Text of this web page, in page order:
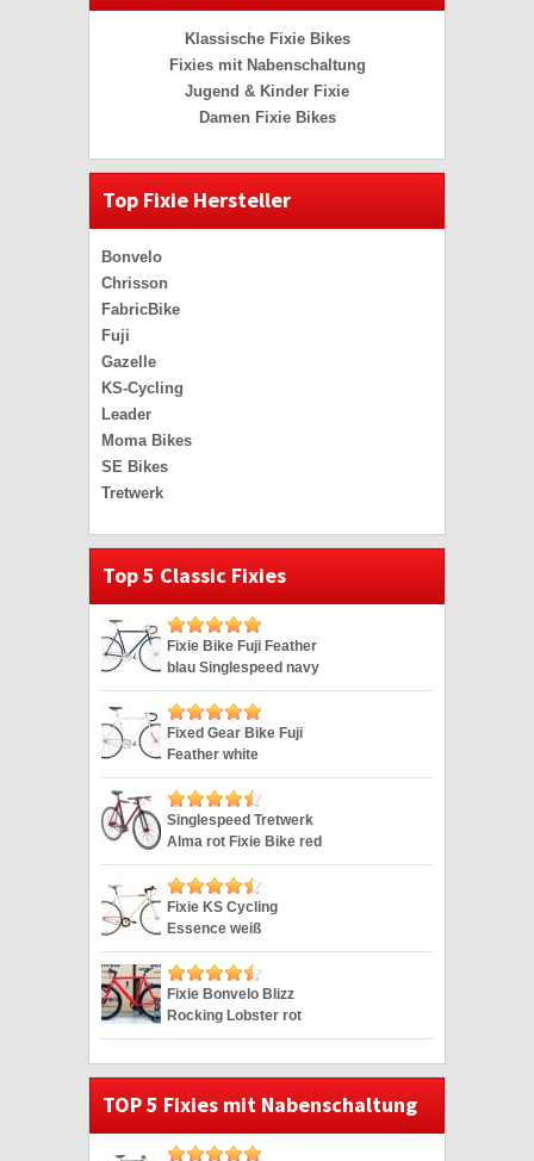
Klassische Fixie Bikes
Fixies mit Nabenschaltung
Jugend & Kinder Fixie
Damen Fixie Bikes
Top Fixie Hersteller
Bonvelo
Chrisson
FabricBike
Fuji
Gazelle
KS-Cycling
Leader
Moma Bikes
SE Bikes
Tretwerk
Top 5 Classic Fixies
Fixie Bike Fuji Feather
blau Singlespeed navy
28″
Fixed Gear Bike Fuji
Feather white
Singlespeed weiss 28″
Singlespeed Tretwerk
Alma rot Fixie Bike red
28″
Fixie KS Cycling
Essence weiß
Singlespeed 28″
Fixie Bonvelo Blizz
Rocking Lobster rot
Singlespeed red 28″
TOP 5 Fixies mit Nabenschaltung